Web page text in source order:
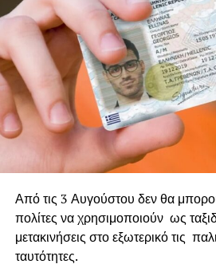
πυρκαγιάς. Σημαίνει συμμετοχή,
και συνεργασία ανάμεσα στους
αυτοδιοίκηση και το κράτος.
Σημαίνει, επίσης, αλληλεγγύη,
υπευθυνότητα. Τρεις αξίες που
δοκιμάζονται στη χώρα μας, παρά το
βιώσει τραγωδίες πρωτοφανούς
άφησαν βαθιά τραύματα στην
δράση, οι εικόνες της
επαναλαμβάνονται, κάθε
Από τις 3 Αυγούστου δεν θα
πολίτες να χρησιμοποιούν ως
μετακινήσεις στο εξωτερικό τις
ταυτότητες.